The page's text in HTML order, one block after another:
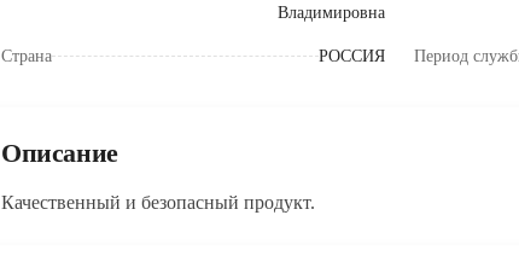
Владимировна
Страна РОССИЯ Период
Описание
Качественный и безопасный продукт.